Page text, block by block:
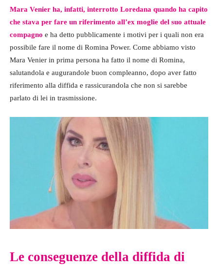
Mara Venier ha, infatti, interrotto Loredana quando ha capito
che stava per fare un riferimento all’ex moglie del suo attuale
compagno e ha detto pubblicamente i motivi per i quali non era
possibile fare il nome di Romina Power. Come abbiamo visto
Mara Venier in prima persona ha fatto il nome di Romina,
salutandola e augurandole buon compleanno, dopo aver fatto
riferimento alla diffida e rassicurandola che non si sarebbe
parlato di lei in trasmissione.
Le conseguenze della diffida di